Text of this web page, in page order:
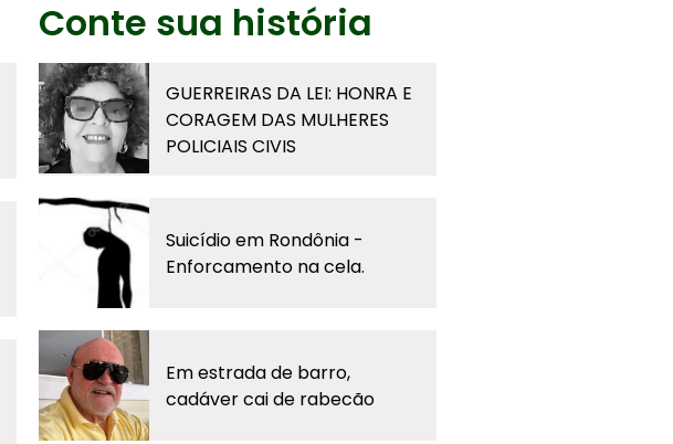
Conte sua história
GUERREIRAS DA LEI: HONRA E
CORAGEM DAS MULHERES
POLICIAIS CIVIS
Suicídio em Rondônia -
Enforcamento na cela.
Em estrada de barro,
cadáver cai de rabecão